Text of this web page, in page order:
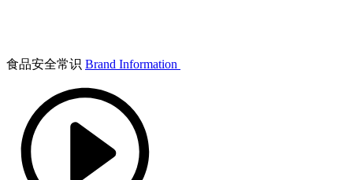
食品安全常识 Brand Information